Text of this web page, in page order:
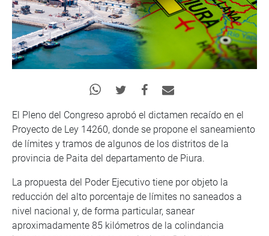
El Pleno del Congreso aprobó el dictamen recaído en el
Proyecto de Ley 14260, donde se propone el saneamiento
de límites y tramos de algunos de los distritos de la
provincia de Paita del departamento de Piura.
La propuesta del Poder Ejecutivo tiene por objeto la
reducción del alto porcentaje de límites no saneados a
nivel nacional y, de forma particular, sanear
aproximadamente 85 kilómetros de la colindancia